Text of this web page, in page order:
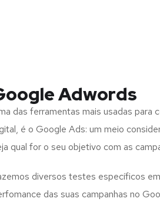
Adwords
das ferramentas mais usadas para
é o Google Ads: um meio
qual for o seu objetivo com as
diversos testes específicos
das suas campanhas no